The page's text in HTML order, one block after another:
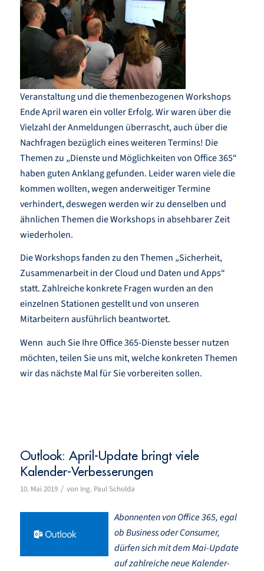
Veranstaltung und die themenbezogenen Workshops
Ende April waren ein voller Erfolg. Wir waren über die
Vielzahl der Anmeldungen überrascht, auch über die
Nachfragen bezüglich eines weiteren Termins! Die
Themen zu „Dienste und Möglichkeiten von Office 365“
haben guten Anklang gefunden. Leider waren viele die
kommen wollten, wegen anderweitiger Termine
verhindert, deswegen werden wir zu denselben und
ähnlichen Themen die Workshops in absehbarer Zeit
wiederholen.
Die Workshops fanden zu den Themen „Sicherheit,
Zusammenarbeit in der Cloud und Daten und Apps“
statt. Zahlreiche konkrete Fragen wurden an den
einzelnen Stationen gestellt und von unseren
Mitarbeitern ausführlich beantwortet.
Wenn auch Sie Ihre Office 365-Dienste besser nutzen
möchten, teilen Sie uns mit, welche konkreten Themen
wir das nächste Mal für Sie vorbereiten sollen.
Outlook: April-Update bringt viele
Kalender-Verbesserungen
10. Mai 2019 / von Ing. Paul Scholda
Abonnenten von Office 365, egal
ob Business oder Consumer,
dürfen sich mit dem Mai-Update
auf zahlreiche neue Kalender-